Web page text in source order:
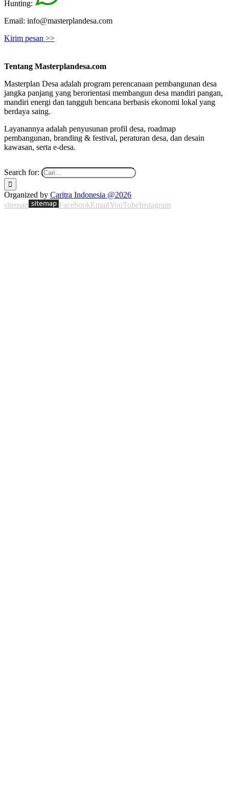
Hunting:
Email: info@masterplandesa.com
Kirim pesan >>
Tentang Masterplandesa.com
Masterplan Desa adalah program perencanaan pembangunan desa
jangka panjang yang berorientasi membangun desa mandiri pangan,
mandiri energi dan tangguh bencana berbasis ekonomi lokal yang
berdaya saing.
Layanannya adalah penyusunan profil desa, roadmap
pembangunan, branding & festival, peraturan desa, dan desain
kawasan, serta e-desa.
Search for:
Organized by Caritra Indonesia @2026
sitemap
FacebookEmailYouTubeInstagram